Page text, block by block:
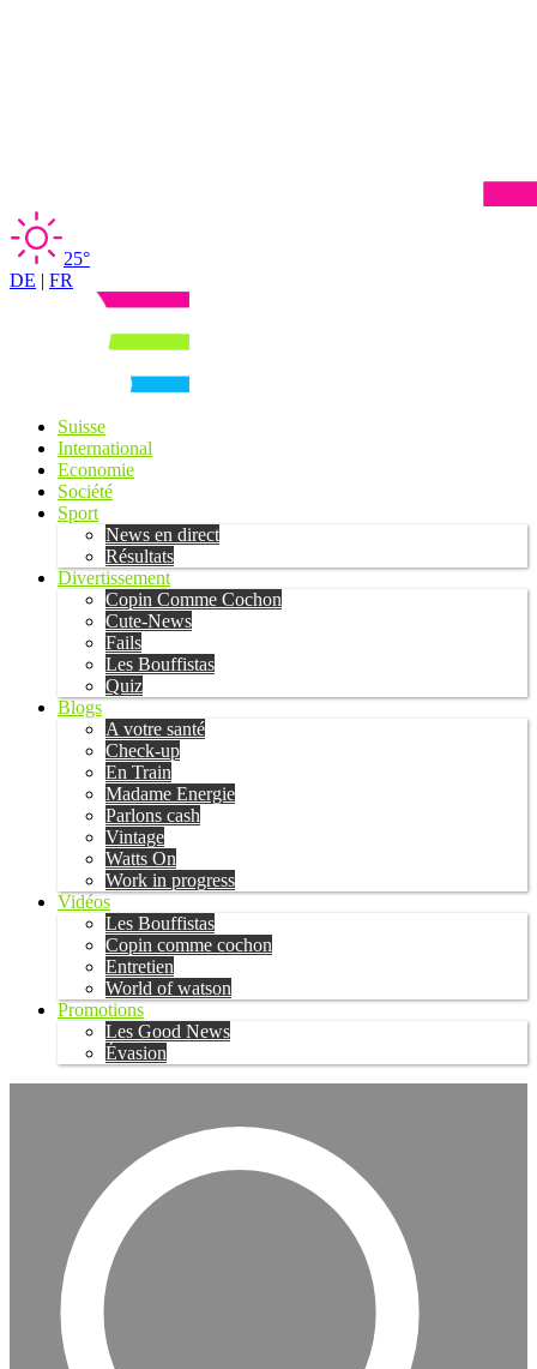
25°
DE | FR
Suisse
International
Economie
Société
Sport
News en direct
Résultats
Divertissement
Copin Comme Cochon
Cute-News
Fails
Les Bouffistas
Quiz
Blogs
A votre santé
Check-up
En Train
Madame Energie
Parlons cash
Vintage
Watts On
Work in progress
Vidéos
Les Bouffistas
Copin comme cochon
Entretien
World of watson
Promotions
Les Good News
Évasion